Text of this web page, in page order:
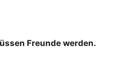
Freunde werden.